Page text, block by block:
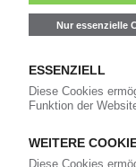
hella
pe-ld
KI Polymerpreise